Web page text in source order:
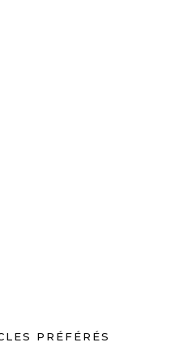
PRÉFÉRÉS